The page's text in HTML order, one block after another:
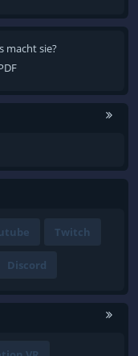
macht sie?
Twitch
Discord